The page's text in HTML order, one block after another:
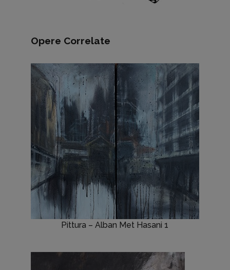
Opere Correlate
Pittura – Alban Met Hasani 1